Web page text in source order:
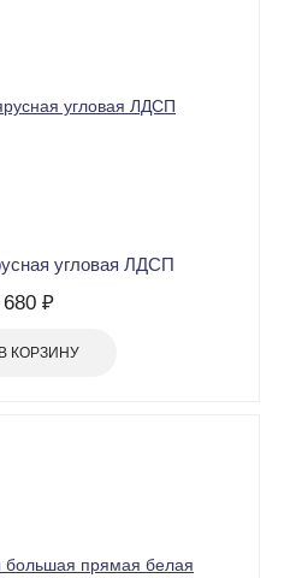
угловая ЛДСП
₽
В КОРЗИНУ